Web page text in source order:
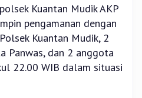
Kuantan Mudik AKP
pengamanan dengan
Kuantan Mudik, 2
Panwas, dan 2 anggota
22.00 WIB dalam situasi